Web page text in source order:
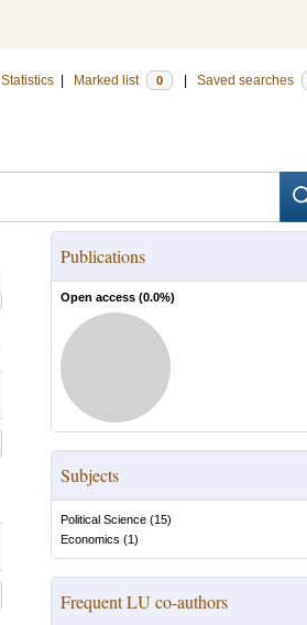
Statistics Marked list 0 Saved searches
Publications
Open access (0.0%)
Subjects
Political Science (15)
Economics (1)
Frequent LU co-authors